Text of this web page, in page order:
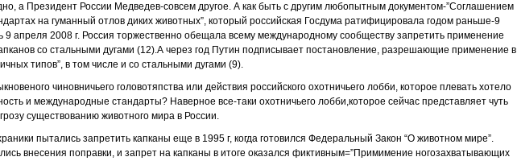
а Президент России Медведев-совсем другое. А как быть с другим любопытным документом-”Соглашением
на гуманный отлов диких животных”, который российская Госдума ратифицировала годом раньше-9
9 апреля 2008 г. Россия торжественно обещала всему международному сообществу запретить применение
со стальными дугами (12).А через год Путин подписывает постановление, разрешающие применение в
типов”, в том числе и со стальными дугами (9).
чиновничьего головотяпства или действия российского охотничьего лобби, которое плевать хотело
и международные стандарты? Наверное все-таки охотничьего лобби,которое сейчас представляет чуть
существованию животного мира в России.
пытались запретить капканы еще в 1995 г, когда готовился Федеральный Закон “О животном мире”.
внесения поправки, и запрет на капканы в итоге оказался фиктивным=”Примимение ногозахватывающих